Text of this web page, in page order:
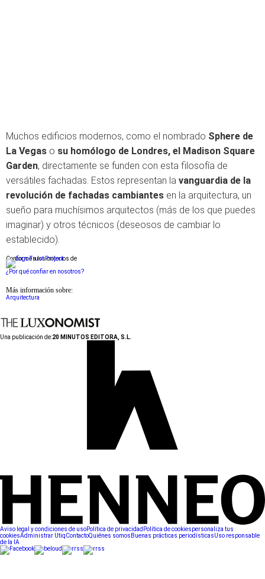
Muchos edificios modernos, como el nombrado Sphere de
La Vegas o su homólogo de Londres, el Madison Square
Garden, directamente se funden con esta filosofía de
versátiles fachadas. Estos representan la vanguardia de la
revolución de fachadas cambiantes en la arquitectura, un
sueño para muchísimos arquitectos (más de los que puedes
imaginar) y otros técnicos (deseosos de cambiar lo
establecido).
Conforme a los criterios de
¿Por qué confiar en nosotros?
Más información sobre:
Arquitectura
Una publicación de:20 MINUTOS EDITORA, S.L.
Aviso legal y condiciones de usoPolítica de privacidad Política de cookiespersonaliza tus
cookiesAdministrar UtiqContactoQuiénes somos Buenas prácticas periodísticasUso responsable
de la IA